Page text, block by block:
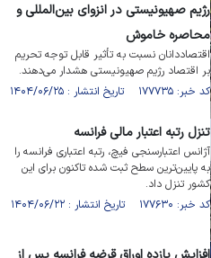
رژیم صهیونیستی در انزوای بین‌المللی و
محاصره خاموش
اقتصاددانان نسبت به تأثیر قابل توجه تحریم
بر اقتصاد رژیم صهیونیستی هشدار می‌دهند.
کد خبر: ۱۷۷۷۳۵ تاریخ انتشار : ۱۴۰۴/۰۶/۲۵
تنزل رتبه اعتبار مالی فرانسه
آژانس اعتبارسنجی فیچ، رتبه اعتباری فرانسه را
به پایین‌ترین سطح ثبت شده تاکنون برای این
کشور تنزل داد.
کد خبر: ۱۷۷۶۳۰ تاریخ انتشار : ۱۴۰۴/۰۶/۲۲